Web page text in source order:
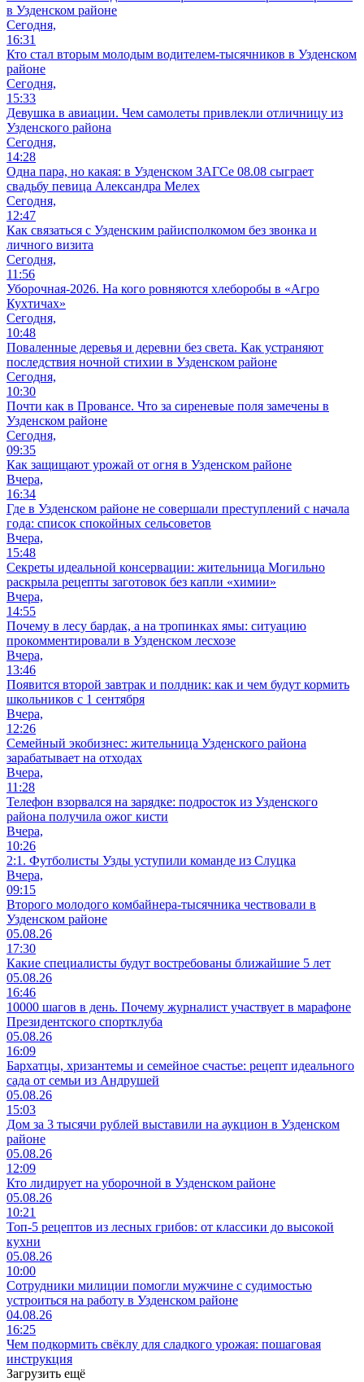
в Узденском районе
Сегодня,
16:31
Кто стал вторым молодым водителем-тысячников в Узденском
районе
Сегодня,
15:33
Девушка в авиации. Чем самолеты привлекли отличницу из
Узденского района
Сегодня,
14:28
Одна пара, но какая: в Узденском ЗАГСе 08.08 сыграет
свадьбу певица Александра Мелех
Сегодня,
12:47
Как связаться с Узденским райисполкомом без звонка и
личного визита
Сегодня,
11:56
Уборочная-2026. На кого ровняются хлеборобы в «Агро
Кухтичах»
Сегодня,
10:48
Поваленные деревья и деревни без света. Как устраняют
последствия ночной стихии в Узденском районе
Сегодня,
10:30
Почти как в Провансе. Что за сиреневые поля замечены в
Узденском районе
Сегодня,
09:35
Как защищают урожай от огня в Узденском районе
Вчера,
16:34
Где в Узденском районе не совершали преступлений с начала
года: список спокойных сельсоветов
Вчера,
15:48
Секреты идеальной консервации: жительница Могильно
раскрыла рецепты заготовок без капли «химии»
Вчера,
14:55
Почему в лесу бардак, а на тропинках ямы: ситуацию
прокомментировали в Узденском лесхозе
Вчера,
13:46
Появится второй завтрак и полдник: как и чем будут кормить
школьников с 1 сентября
Вчера,
12:26
Семейный экобизнес: жительница Узденского района
зарабатывает на отходах
Вчера,
11:28
Телефон взорвался на зарядке: подросток из Узденского
района получила ожог кисти
Вчера,
10:26
2:1. Футболисты Узды уступили команде из Слуцка
Вчера,
09:15
Второго молодого комбайнера-тысячника чествовали в
Узденском районе
05.08.26
17:30
Какие специалисты будут востребованы ближайшие 5 лет
05.08.26
16:46
10000 шагов в день. Почему журналист участвует в марафоне
Президентского спортклуба
05.08.26
16:09
Бархатцы, хризантемы и семейное счастье: рецепт идеального
сада от семьи из Андрушей
05.08.26
15:03
Дом за 3 тысячи рублей выставили на аукцион в Узденском
районе
05.08.26
12:09
Кто лидирует на уборочной в Узденском районе
05.08.26
10:21
Топ-5 рецептов из лесных грибов: от классики до высокой
кухни
05.08.26
10:00
Сотрудники милиции помогли мужчине с судимостью
устроиться на работу в Узденском районе
04.08.26
16:25
Чем подкормить свёклу для сладкого урожая: пошаговая
инструкция
Загрузить ещё